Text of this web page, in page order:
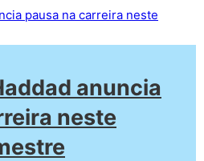
anuncia
neste